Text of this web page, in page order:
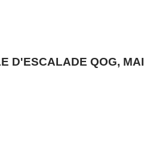
D'ESCALADE QOG, MAI